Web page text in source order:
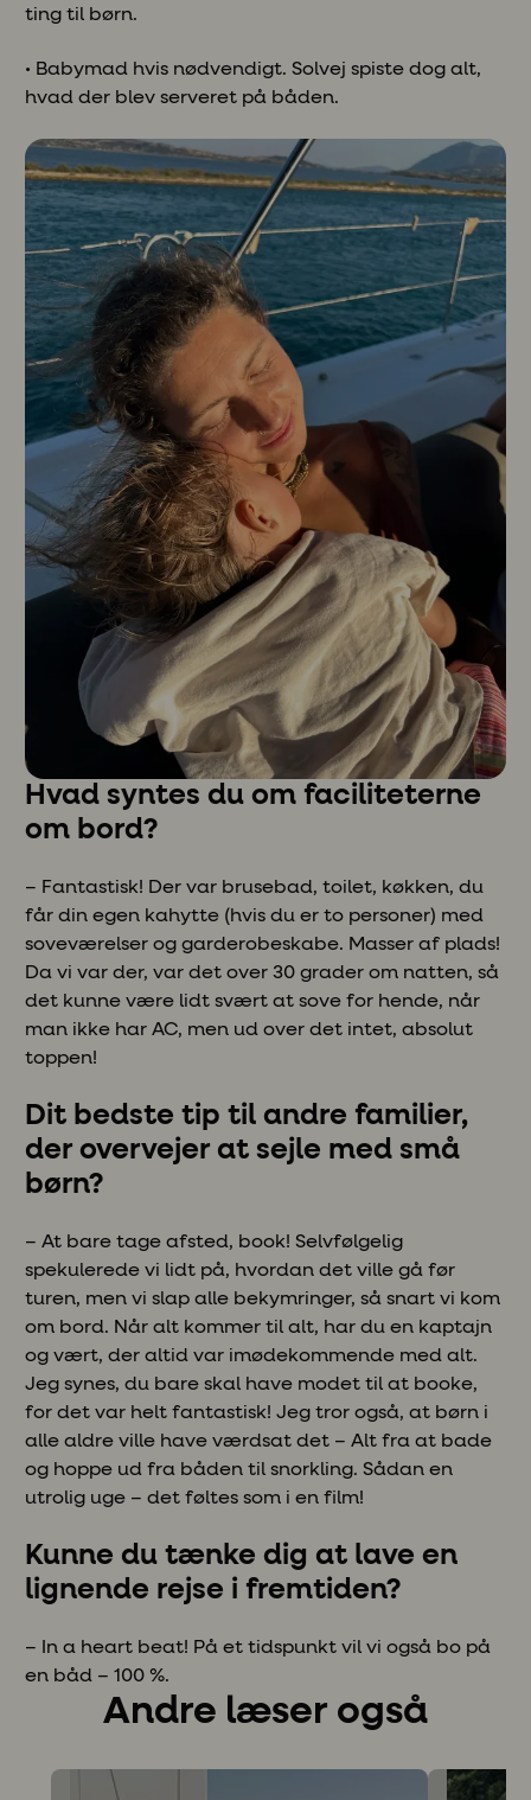
ting til børn.
• Babymad hvis nødvendigt. Solvej spiste dog alt,
hvad der blev serveret på båden.
Hvad syntes du om faciliteterne
om bord?
– Fantastisk! Der var brusebad, toilet, køkken, du
får din egen kahytte (hvis du er to personer) med
soveværelser og garderobeskabe. Masser af plads!
Da vi var der, var det over 30 grader om natten, så
det kunne være lidt svært at sove for hende, når
man ikke har AC, men ud over det intet, absolut
toppen!
Dit bedste tip til andre familier,
der overvejer at sejle med små
børn?
– At bare tage afsted, book! Selvfølgelig
spekulerede vi lidt på, hvordan det ville gå før
turen, men vi slap alle bekymringer, så snart vi kom
om bord. Når alt kommer til alt, har du en kaptajn
og vært, der altid var imødekommende med alt.
Jeg synes, du bare skal have modet til at booke,
for det var helt fantastisk! Jeg tror også, at børn i
alle aldre ville have værdsat det – Alt fra at bade
og hoppe ud fra båden til snorkling. Sådan en
utrolig uge – det føltes som i en film!
Kunne du tænke dig at lave en
lignende rejse i fremtiden?
– In a heart beat! På et tidspunkt vil vi også bo på
en båd – 100 %.
Andre læser også